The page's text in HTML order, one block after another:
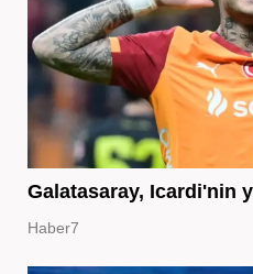
Galatasaray, Icardi'nin
Haber7